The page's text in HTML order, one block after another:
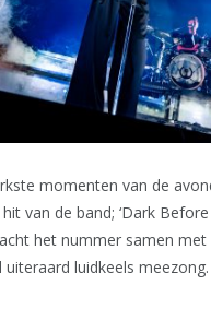
momenten van de
van de band; ‘Dark Before
het nummer samen met
uiteraard luidkeels meezong.